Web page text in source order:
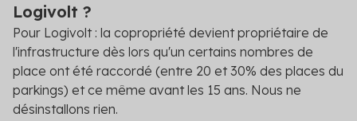
Logivolt ?
Pour Logivolt : la copropriété devient propriétaire de
l'infrastructure dès lors qu'un certains nombres de
place ont été raccordé (entre 20 et 30% des places du
parkings) et ce même avant les 15 ans. Nous ne
désinstallons rien.